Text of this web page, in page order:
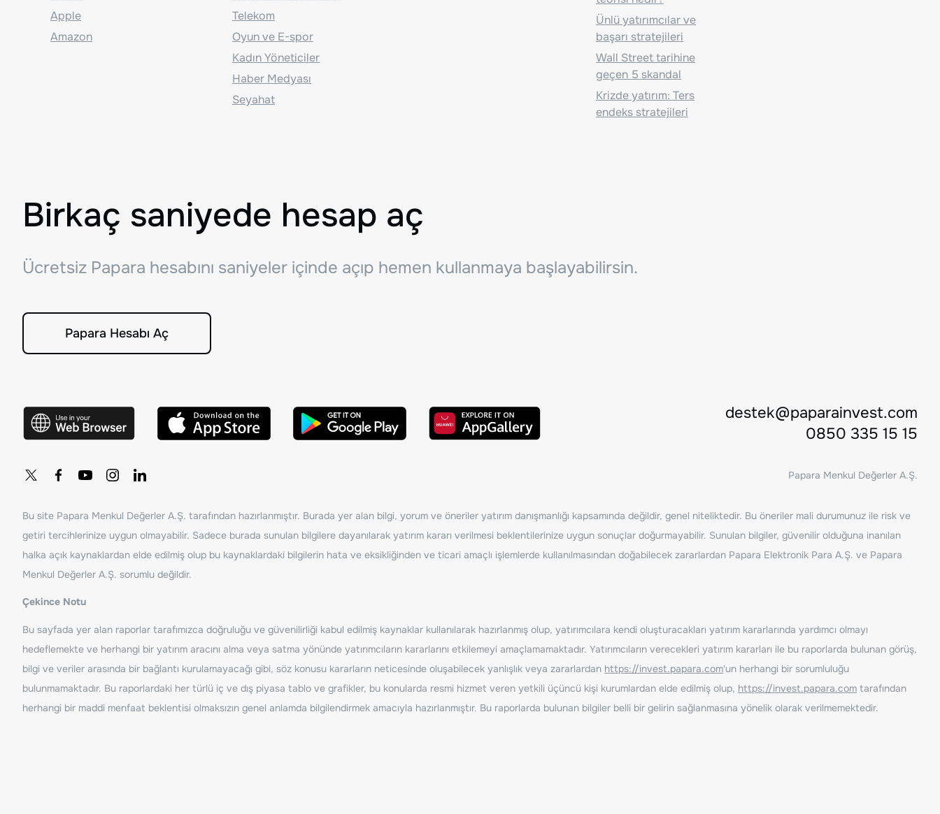
Apple
Amazon
Telekom
Oyun ve E-spor
Kadın Yöneticiler
Haber Medyası
Seyahat
Ünlü yatırımcılar ve
başarı stratejileri
Wall Street tarihine
geçen 5 skandal
Krizde yatırım: Ters
endeks stratejileri
Birkaç saniyede hesap aç
Ücretsiz Papara hesabını saniyeler içinde açıp hemen kullanmaya başlayabilirsin.
Papara Hesabı Aç
destek@paparainvest.com
0850 335 15 15
Papara Menkul Değerler A.Ş.
Bu site Papara Menkul Değerler A.Ş. tarafından hazırlanmıştır. Burada yer alan bilgi, yorum ve öneriler yatırım danışmanlığı kapsamında değildir, genel niteliktedir. Bu öneriler mali durumunuz ile risk ve
getiri tercihlerinize uygun olmayabilir. Sadece burada sunulan bilgilere dayanılarak yatırım kararı verilmesi beklentilerinize uygun sonuçlar doğurmayabilir. Sunulan bilgiler, güvenilir olduğuna inanılan
halka açık kaynaklardan elde edilmiş olup bu kaynaklardaki bilgilerin hata ve eksikliğinden ve ticari amaçlı işlemlerde kullanılmasından doğabilecek zararlardan Papara Elektronik Para A.Ş. ve Papara
Menkul Değerler A.Ş. sorumlu değildir.
Çekince Notu
Bu sayfada yer alan raporlar tarafımızca doğruluğu ve güvenilirliği kabul edilmiş kaynaklar kullanılarak hazırlanmış olup, yatırımcılara kendi oluşturacakları yatırım kararlarında yardımcı olmayı
hedeflemekte ve herhangi bir yatırım aracını alma veya satma yönünde yatırımcıların kararlarını etkilemeyi amaçlamamaktadır. Yatırımcıların verecekleri yatırım kararları ile bu raporlarda bulunan görüş,
bilgi ve veriler arasında bir bağlantı kurulamayacağı gibi, söz konusu kararların neticesinde oluşabilecek yanlışlık veya zararlardan https://invest.papara.com'un herhangi bir sorumluluğu
bulunmamaktadır. Bu raporlardaki her türlü iç ve dış piyasa tablo ve grafikler, bu konularda resmi hizmet veren yetkili üçüncü kişi kurumlardan elde edilmiş olup, https://invest.papara.com tarafından
herhangi bir maddi menfaat beklentisi olmaksızın genel anlamda bilgilendirmek amacıyla hazırlanmıştır. Bu raporlarda bulunan bilgiler belli bir gelirin sağlanmasına yönelik olarak verilmemektedir.